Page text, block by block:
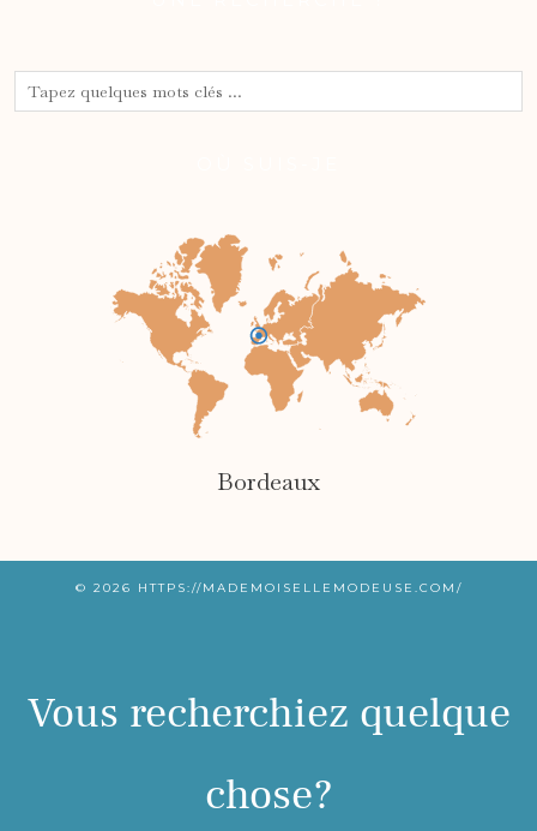
Bordeaux
© 2026 HTTPS://MADEMOISELLEMODEUSE.COM/
Vous recherchiez quelque
chose?